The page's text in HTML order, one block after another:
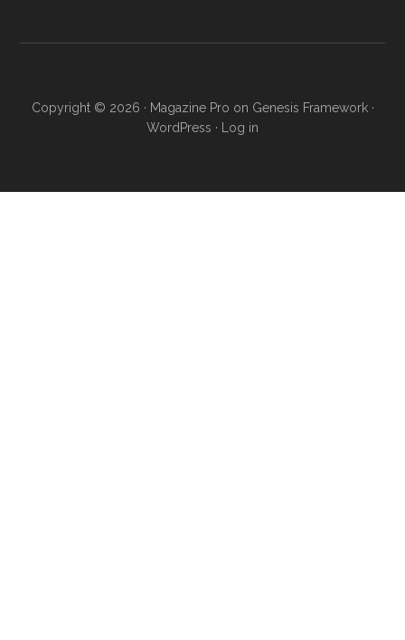
Copyright © 2026 · Magazine Pro on Genesis Framework·
WordPress · Log in